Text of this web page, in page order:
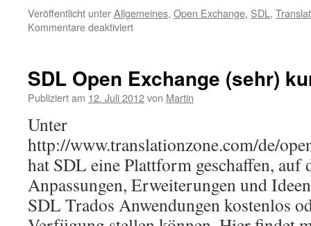
Veröffentlicht unterAllgemeines, Open Exchange, SDL ,
Kommentare deaktiviert
Anwendungen
unter
der
SDL
Trados
2007
Translation
Memory
Plug-
SDL Open Exchange (sehr)
Publiziert am 12. Juli 2012von Martin
Unter
http://www.translationzone.com/de/
hat SDL eine Plattform geschaffen,
Anpassungen, Erweiterungen und
SDL Trados Anwendungen kostenlos